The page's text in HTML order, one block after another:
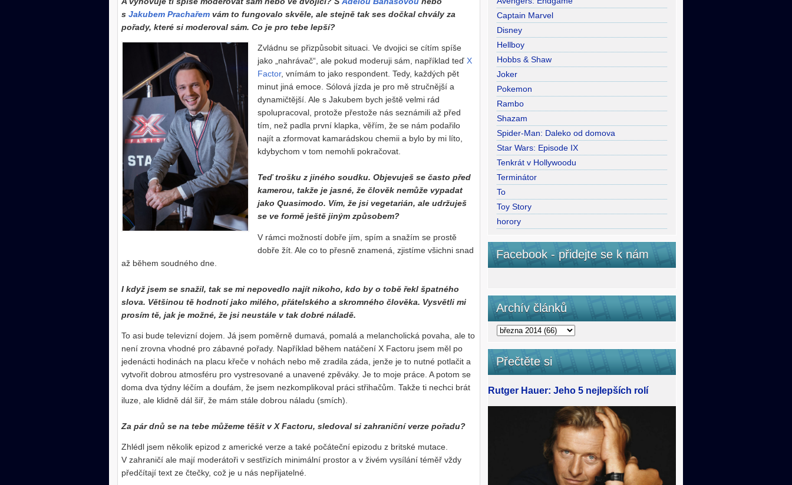
s Jakubem Prachařem vám to fungovalo skvěle, ale stejně tak ses dočkal chvály za
pořady, které si moderoval sám. Co je pro tebe lepší?
Zvládnu se přizpůsobit situaci. Ve dvojici se cítím spíše
jako „nahrávač“, ale pokud moderuji sám, například teďX
Factor, vnímám to jako respondent. Tedy, každých pět
minut jiná emoce. Sólová jízda je pro mě stručnější a
dynamičtější. Ale s Jakubem bych ještě velmi rád
spolupracoval, protože přestože nás seznámili až před
tím, než padla první klapka, věřím, že se nám podařilo
najít a zformovat kamarádskou chemii a bylo by mi líto,
kdybychom v tom nemohli pokračovat.
Teď trošku z jiného soudku. Objevuješ se často před
kamerou, takže je jasné, že člověk nemůže vypadat
jako Quasimodo. Vím, že jsi vegetarián, ale udržuješ
se ve formě ještě jiným způsobem?
V rámci možností dobře jím, spím a snažím se prostě
dobře žít. Ale co to přesně znamená, zjistíme všichni snad
až během soudného dne.
I když jsem se snažil, tak se mi nepovedlo najít nikoho, kdo by o tobě řekl špatného
slova. Většinou tě hodnotí jako milého, přátelského a skromného člověka. Vysvětli mi
prosím tě, jak je možné, že jsi neustále v tak dobré náladě.
To asi bude televizní dojem. Já jsem poměrně dumavá, pomalá a melancholická povaha, ale to
není zrovna vhodné pro zábavné pořady. Například během natáčení X Factoru jsem měl po
jedenácti hodinách na placu křeče v nohách nebo mě zradila záda, jenže je to nutné potlačit a
vytvořit dobrou atmosféru pro vystresované a unavené zpěváky. Je to moje práce. A potom se
doma dva týdny léčím a doufám, že jsem nezkomplikoval práci střihačům. Takže ti nechci brát
iluze, ale klidně dál šiř, že mám stále dobrou náladu (smích).
Za pár dnů se na tebe můžeme těšit v X Factoru, sledoval si zahraniční verze pořadu?
Zhlédl jsem několik epizod z americké verze a také počáteční epizodu z britské mutace.
V zahraničí ale mají moderátoři v sestřizích minimální prostor a v živém vysílání téměř vždy
předčítají text ze čtečky, což je u nás nepřijatelné.
Captain Marvel
Disney
Hellboy
Hobbs & Shaw
Joker
Pokemon
Rambo
Shazam
Spider-Man: Daleko od domova
Star Wars: Episode IX
Tenkrát v Hollywoodu
Terminátor
To
Toy Story
horory
Facebook - přidejte se k nám
Archív článků
Přečtěte si
Rutger Hauer: Jeho 5 nejlepších rolí